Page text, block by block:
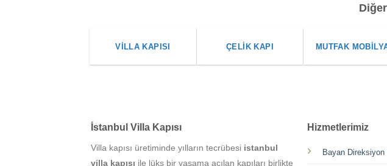
VILLA KAPISI ÇELIK KAPI MUTFAK
İstanbul Villa Kapısı
Villa kapısı üretiminde yılların tecrübesi istanbul
villa kapısı ile lüks bir yaşama açılan kapıları birlikte
Hizmetlerimiz
Bayan Direksiyon